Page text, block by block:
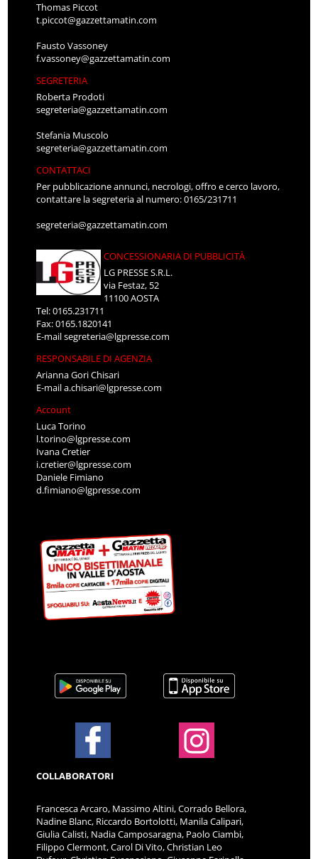
Thomas Piccot
t.piccot@gazzettamatin.com
Fausto Vassoney
f.vassoney@gazzettamatin.com
SEGRETERIA
Roberta Prodoti
segreteria@gazzettamatin.com
Stefania Muscolo
segreteria@gazzettamatin.com
CONTATTACI
Per pubblicazione annunci, necrologi, offro e cerco lavoro,
contattare la segreteria al numero: 0165/231711
segreteria@gazzettamatin.com
CONCESSIONARIA DI PUBBLICITÀ
LG PRESSE S.R.L.
via Festaz, 52
11100 AOSTA
Tel: 0165.231711
Fax: 0165.1820141
E-mailsegreteria@lgpresse.com
RESPONSABILE DI AGENZIA
Arianna Gori Chisari
E-maila.chisari@lgpresse.com
Account
Luca Torino
l.torino@lgpresse.com
Ivana Cretier
i.cretier@lgpresse.com
Daniele Fimiano
d.fimiano@lgpresse.com
COLLABORATORI
Francesca Arcaro, Massimo Altini, Corrado Bellora,
Nadine Blanc, Riccardo Bortolotti, Manila Calipari,
Giulia Calisti, Nadia Camposaragna, Paolo Ciambi,
Filippo Clermont, Carol Di Vito, Christian Leo